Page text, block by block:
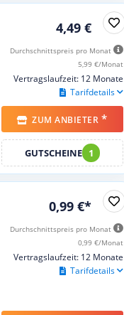
4,49 €
Durchschnittspreis pro Monat
5,99 €/Monat
Vertragslaufzeit: 12 Monate
Tarifdetails
ZUM ANBIETER *
GUTSCHEINE 1
0,99 €*
Durchschnittspreis pro Monat
0,99 €/Monat
Vertragslaufzeit: 12 Monate
Tarifdetails